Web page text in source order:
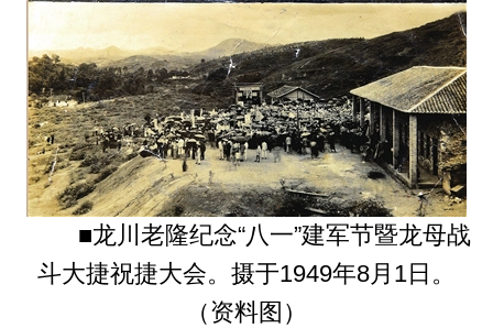
■龙川老隆纪念“八一”建军节暨龙母战
斗大捷祝捷大会。摄于1949年8月1日。
（资料图）